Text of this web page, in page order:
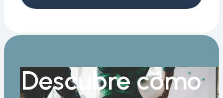
Descubre cómo